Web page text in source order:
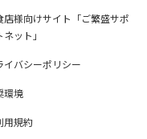
店様向けサイト「ご繁盛サポ
ネット」
イバシーポリシー
環境
用規約